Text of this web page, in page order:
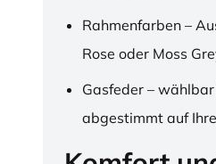
Rahmenfarben –
Rose oder Moss
Gasfeder –
abgestimmt auf